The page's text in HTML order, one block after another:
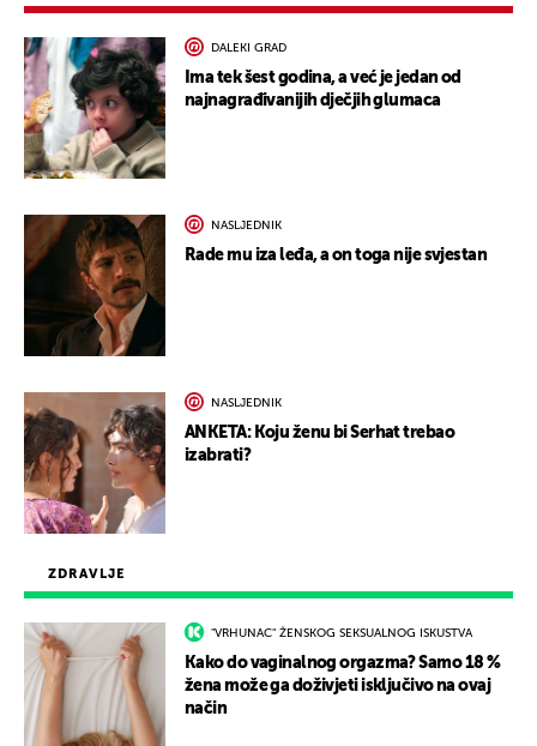
ZDRAVLJE
"VRHUNAC" ŽENSKOG SEKSUALNOG ISKUSTVA
Kako do vaginalnog orgazma? Samo 18 %
žena može ga doživjeti isključivo na ovaj
način
DALEKI GRAD
Ima tek šest godina, a već je jedan od
najnagrađivanijih dječjih glumaca
NASLJEDNIK
Rade mu iza leđa, a on toga nije svjestan
NASLJEDNIK
ANKETA: Koju ženu bi Serhat trebao
izabrati?